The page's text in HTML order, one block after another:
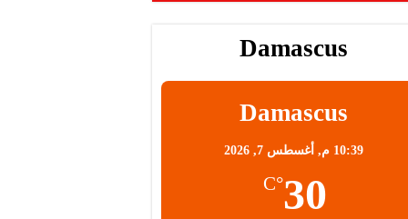
Damascus
Damascus
10:39 م, أغسطس 7, 2026
30
°C